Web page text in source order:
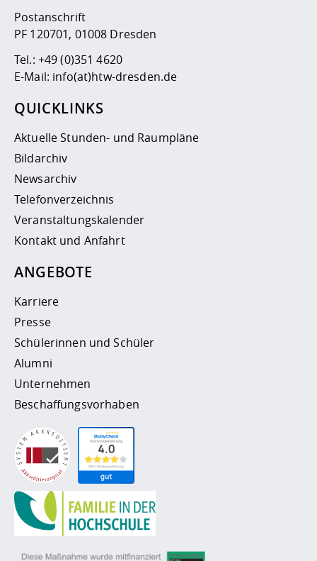
Postanschrift
PF 120701, 01008 Dresden
Tel.: +49 (0)351 4620
E-Mail: info(at)htw-dresden.de
QUICKLINKS
Aktuelle Stunden- und Raumpläne
Bildarchiv
Newsarchiv
Telefonverzeichnis
Veranstaltungskalender
Kontakt und Anfahrt
ANGEBOTE
Karriere
Presse
Schülerinnen und Schüler
Alumni
Unternehmen
Beschaffungsvorhaben